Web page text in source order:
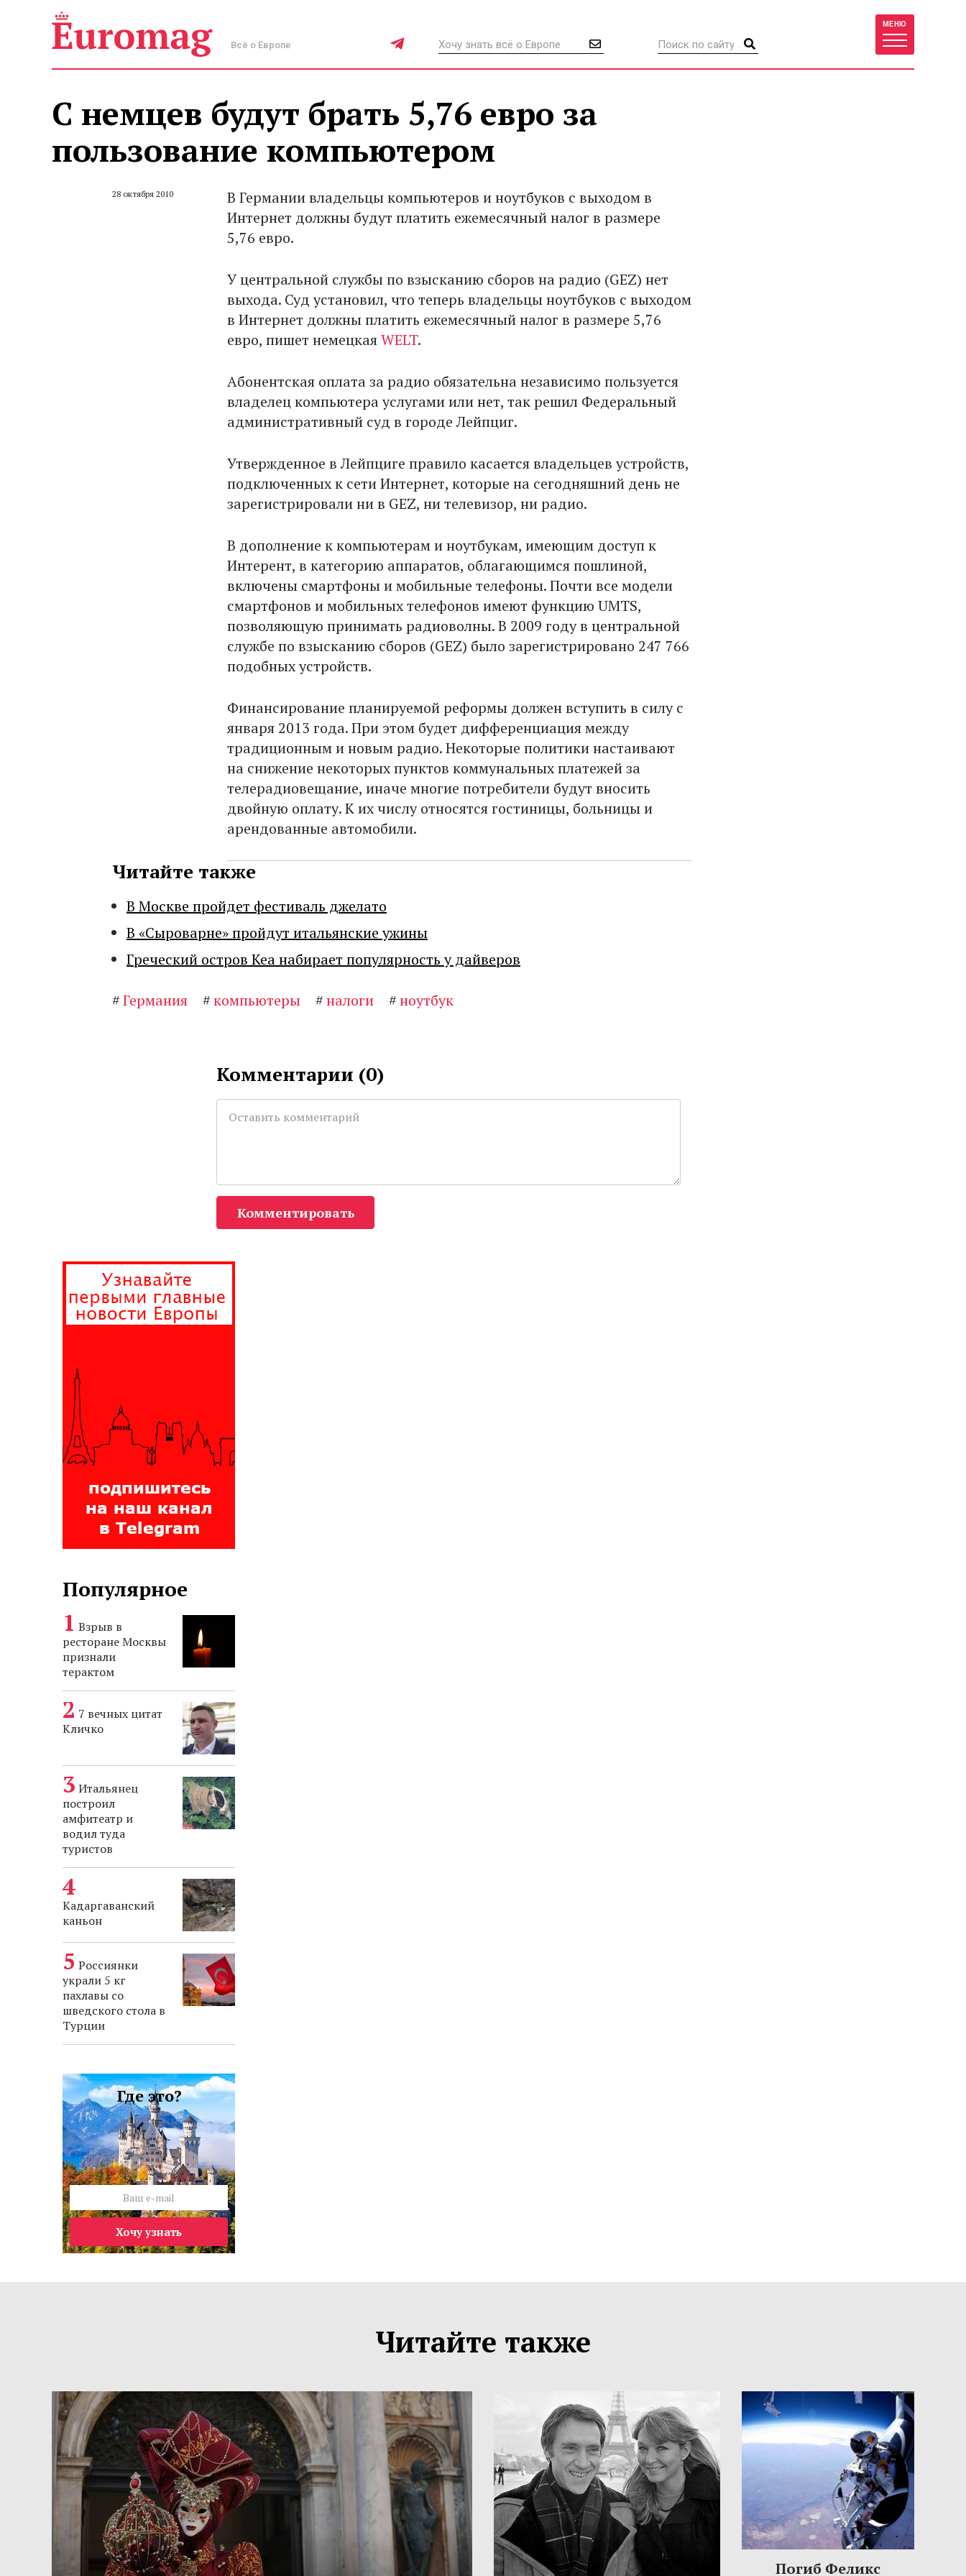
Всё о Европе
МЕНЮ
С немцев будут брать 5,76 евро за
пользование компьютером
28 октября 2010
В Германии владельцы компьютеров и ноутбуков с выходом в
Интернет должны будут платить ежемесячный налог в размере
5,76 евро.
У центральной службы по взысканию сборов на радио (GEZ) нет
выхода. Суд установил, что теперь владельцы ноутбуков с выходом
в Интернет должны платить ежемесячный налог в размере 5,76
евро, пишет немецкаяWELT.
Абонентская оплата за радио обязательна независимо пользуется
владелец компьютера услугами или нет, так решил Федеральный
административный суд в городе Лейпциг.
Утвержденное в Лейпциге правило касается владельцев устройств,
подключенных к сети Интернет, которые на сегодняшний день не
зарегистрировали ни в GEZ, ни телевизор, ни радио.
В дополнение к компьютерам и ноутбукам, имеющим доступ к
Интерент, в категорию аппаратов, облагающимся пошлиной,
включены смартфоны и мобильные телефоны. Почти все модели
смартфонов и мобильных телефонов имеют функцию UMTS,
позволяющую принимать радиоволны. В 2009 году в центральной
службе по взысканию сборов (GEZ) было зарегистрировано 247 766
подобных устройств.
Финансирование планируемой реформы должен вступить в силу с
января 2013 года. При этом будет дифференциация между
традиционным и новым радио. Некоторые политики настаивают
на снижение некоторых пунктов коммунальных платежей за
телерадиовещание, иначе многие потребители будут вносить
двойную оплату. К их числу относятся гостиницы, больницы и
арендованные автомобили.
Читайте также
В Москве пройдет фестиваль джелато
В «Сыроварне» пройдут итальянские ужины
Греческий остров Кеа набирает популярность у дайверов
#Германия #компьютеры #налоги #ноутбук
Комментарии (0)
Комментировать
Популярное
Взрыв в
ресторане Москвы
признали
терактом
7 вечных цитат
Кличко
Итальянец
построил
амфитеатр и
водил туда
туристов
Кадаргаванский
каньон
Россиянки
украли 5 кг
пахлавы со
шведского стола в
Турции
Где это?
Хочу узнать
Читайте также
Погиб Феликс